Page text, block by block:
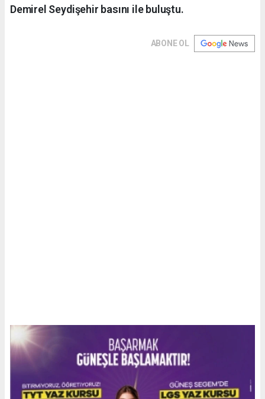
Demirel Seydişehir basını ile buluştu.
ABONE OL